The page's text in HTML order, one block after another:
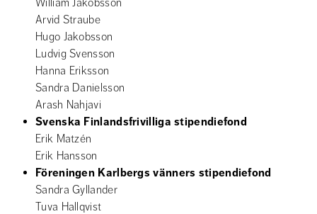
William Jakobsson
Arvid Straube
Hugo Jakobsson
Ludvig Svensson
Hanna Eriksson
Sandra Danielsson
Arash Nahjavi
Svenska Finlandsfrivilliga stipendiefond
Erik Matzén
Erik Hansson
Föreningen Karlbergs vänners stipendiefond
Sandra Gyllander
Tuva Hallqvist